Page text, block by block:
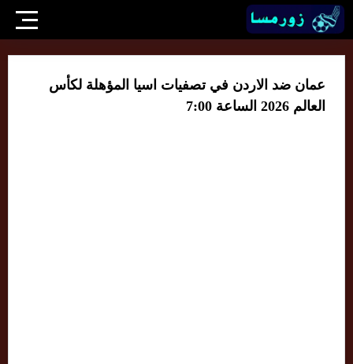
عمان ضد الاردن في تصفيات اسيا المؤهلة لكأس
العالم 2026 الساعة 7:00